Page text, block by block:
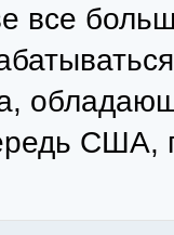
все
США,